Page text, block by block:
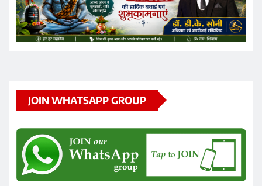
JOIN WHATSAPP GROUP